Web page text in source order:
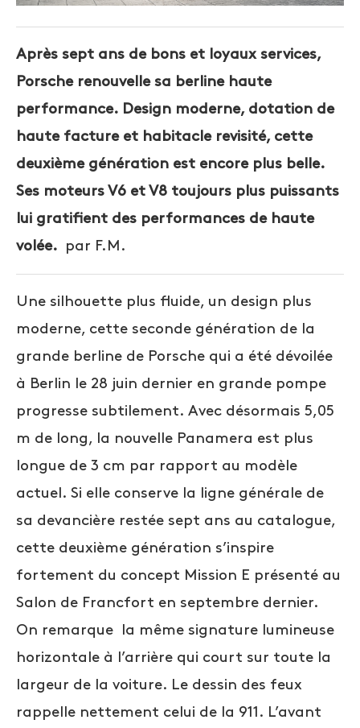
Après sept ans de bons et loyaux services,
Porsche renouvelle sa berline haute
performance. Design moderne, dotation de
haute facture et habitacle revisité, cette
deuxième génération est encore plus belle.
Ses moteurs V6 et V8 toujours plus puissants
lui gratifient des performances de haute
volée.
par F.M.
Une silhouette plus fluide, un design plus
moderne, cette seconde génération de la
grande berline de Porsche qui a été dévoilée
à Berlin le 28 juin dernier en grande pompe
progresse subtilement. Avec désormais 5,05
m de long, la nouvelle Panamera est plus
longue de 3 cm par rapport au modèle
actuel. Si elle conserve la ligne générale de
sa devancière restée sept ans au catalogue,
cette deuxième génération s’inspire
fortement du concept Mission E présenté au
Salon de Francfort en septembre dernier.
On remarque la même signature lumineuse
horizontale à l’arrière qui court sur toute la
largeur de la voiture. Le dessin des feux
rappelle nettement celui de la 911. L’avant